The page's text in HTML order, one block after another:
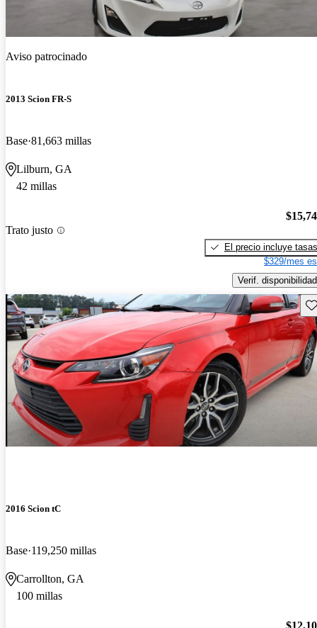
Aviso patrocinado
2013 Scion FR-S
Base 81,663 millas
Lilburn, GA
42 millas
Trato justo
El precio incluye tasas
$329/mes
Verif. disponibilidad
2016 Scion tC
Base 119,250 millas
Carrollton, GA
100 millas